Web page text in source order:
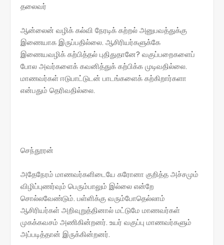
தலைவர்
ஆன்லைன் வழிக் கல்வி நேரடிக் கற்றல் அனுபவத்துக்கு
இணையாக இருப்பதில்லை. ஆசிரியர்களுக்கே
இணையவழிக் கற்பித்தல் புதிதுதானே? வகுப்பறைகளைப்
போல அவர்களைக் கவனித்துக் கற்பிக்க முடிவதில்லை.
மாணவர்கள் ஈடுபாட்டுடன் பாடங்களைக் கற்கிறார்களா
என்பதும் தெரிவதில்லை.
செந்தூரன் ​​​​
அதேநேரம் மாணவர்களிடையே கரோனா குறித்த அச்சமும்
விழிப்புணர்வும் பெரும்பாலும் இல்லை என்றே
சொல்லவேண்டும். பள்ளிக்கு வரும்போதெல்லாம்
ஆசிரியர்கள் அறிவுறுத்தினால் மட்டுமே மாணவர்கள்
முகக்கவசம் அணிகின்றனர். உயர் வகுப்பு மாணவர்களும்
அப்படித்தான் இருக்கின்றனர்.